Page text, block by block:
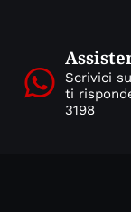
Scrivici
ti
3198